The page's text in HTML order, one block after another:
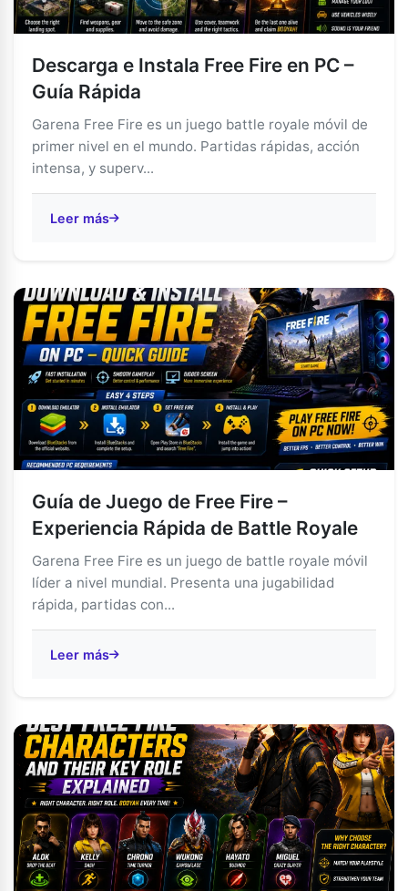
Descarga e Instala Free Fire en PC –
Guía Rápida
Garena Free Fire es un juego battle royale móvil de
primer nivel en el mundo. Partidas rápidas, acción
intensa, y superv...
Leer más
Guía de Juego de Free Fire –
Experiencia Rápida de Battle Royale
Garena Free Fire es un juego de battle royale móvil
líder a nivel mundial. Presenta una jugabilidad
rápida, partidas con...
Leer más